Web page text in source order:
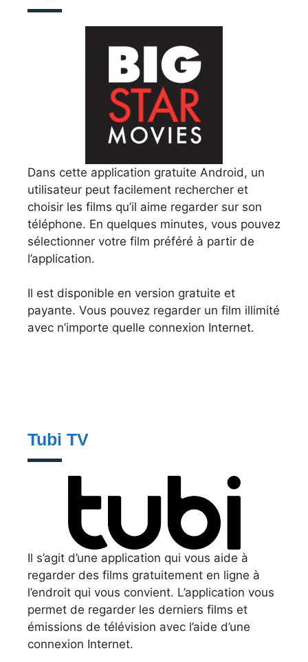
Dans cette application gratuite Android, un
utilisateur peut facilement rechercher et
choisir les films qu’il aime regarder sur son
téléphone. En quelques minutes, vous pouvez
sélectionner votre film préféré à partir de
l’application.
Il est disponible en version gratuite et
payante. Vous pouvez regarder un film illimité
avec n’importe quelle connexion Internet.
Tubi TV
Il s’agit d’une application qui vous aide à
regarder des films gratuitement en ligne à
l’endroit qui vous convient. L’application vous
permet de regarder les derniers films et
émissions de télévision avec l’aide d’une
connexion Internet.